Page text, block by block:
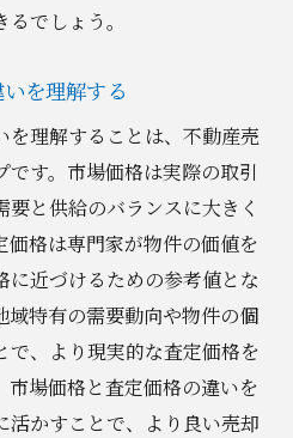
でしょう。
を理解する
を理解することは、不動産売
す。市場価格は実際の取引
と供給のバランスに大きく
格は専門家が物件の価値を
近づけるための参考値とな
域特有の需要動向や物件の個
で、より現実的な査定価格を
場価格と査定価格の違いを
活かすことで、より良い売却